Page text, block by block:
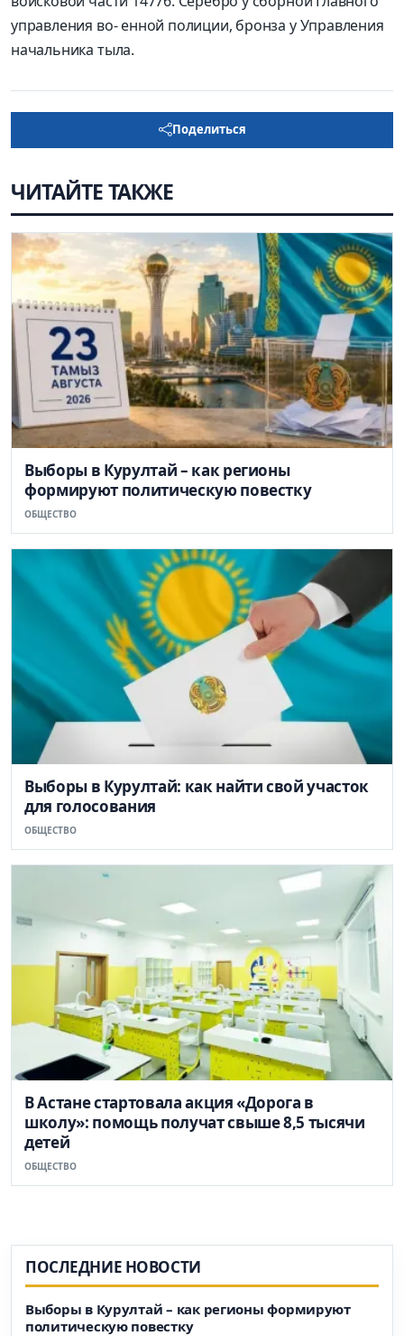
управления во- енной полиции, бронза у Управления
начальника тыла.
Поделиться
ЧИТАЙТЕ ТАКЖЕ
Выборы в Курултай – как регионы
формируют политическую повестку
ОБЩЕСТВО
Выборы в Курултай: как найти свой участок
для голосования
ОБЩЕСТВО
В Астане стартовала акция «Дорога в
школу»: помощь получат свыше 8,5 тысячи
детей
ОБЩЕСТВО
ПОСЛЕДНИЕ НОВОСТИ
Выборы в Курултай – как регионы формируют
политическую повестку